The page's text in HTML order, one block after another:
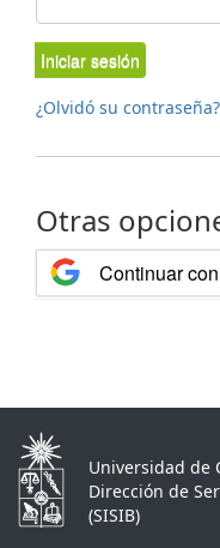
Iniciar sesión
¿Olvidó su contraseña?
Otras
Continuar
Universidad de
Dirección de
(SISIB)